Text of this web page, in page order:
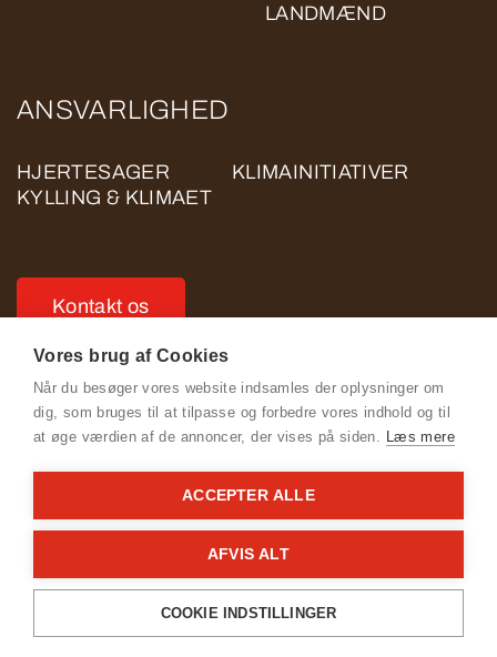
LANDMÆND
ANSVARLIGHED
HJERTESAGER
KLIMAINITIATIVER
KYLLING & KLIMAET
Kontakt os
Cookie- og privatlivspolitik for ROSE POULTRY
General Terms & Conditions
Vores brug af Cookies
Når du besøger vores website indsamles der oplysninger om
dig, som bruges til at tilpasse og forbedre vores indhold og til
at øge værdien af de annoncer, der vises på siden. Læs mere
ACCEPTER ALLE
AFVIS ALT
COOKIE INDSTILLINGER